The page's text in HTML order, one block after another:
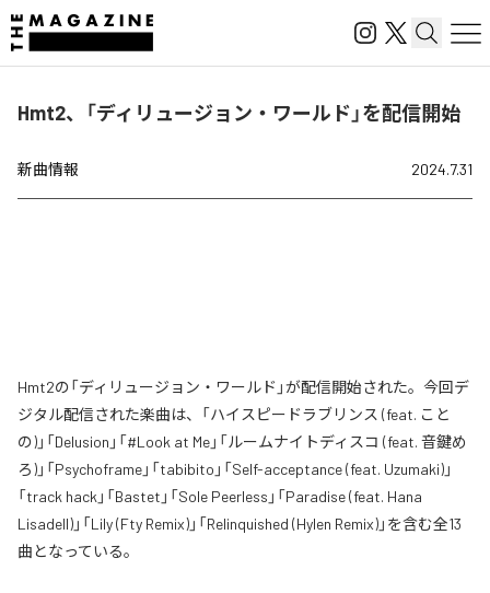
Hmt2、「ディリュージョン・ワールド」を配信開始
新曲情報 2024.7.31
Hmt2の「ディリュージョン・ワールド」が配信開始された。今回デ
ジタル配信された楽曲は、「ハイスピードラブリンス (feat. こと
の)」「Delusion」「#Look at Me」「ルームナイトディスコ (feat. 音鍵め
ろ)」「Psychoframe」「tabibito」「Self-acceptance (feat. Uzumaki)」
「track hack」「Bastet」「Sole Peerless」「Paradise (feat. Hana
Lisadell)」「Lily (Fty Remix)」「Relinquished (Hylen Remix)」を含む全13
曲となっている。